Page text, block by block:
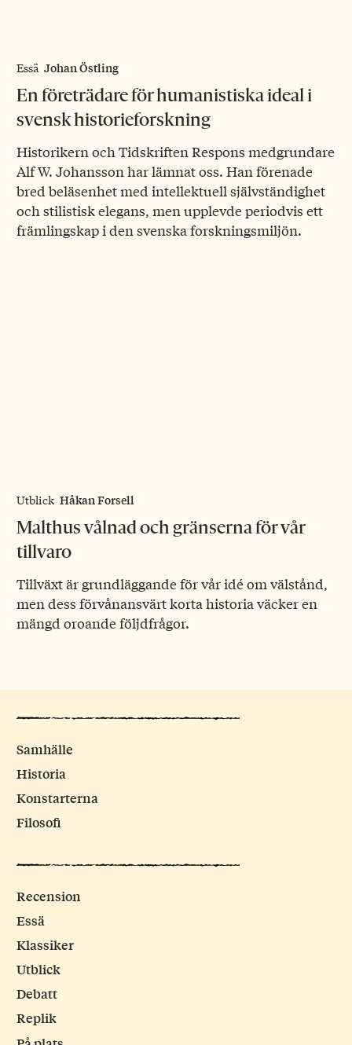
Essä Johan Östling
En företrädare för humanistiska ideal i
svensk historieforskning
Historikern och Tidskriften Respons medgrundare
Alf W. Johansson har lämnat oss. Han förenade
bred beläsenhet med intellektuell självständighet
och stilistisk elegans, men upplevde periodvis ett
främlingskap i den svenska forskningsmiljön.
Utblick Håkan Forsell
Malthus vålnad och gränserna för vår
tillvaro
Tillväxt är grundläggande för vår idé om välstånd,
men dess förvånansvärt korta historia väcker en
mängd oroande följdfrågor.
Samhälle
Historia
Konstarterna
Filosofi
Recension
Essä
Klassiker
Utblick
Debatt
Replik